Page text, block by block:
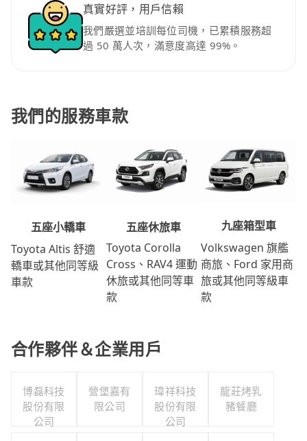
真實好評，用戶信賴
我們嚴選並培訓每位司機，已累積服務超
過 50 萬人次，滿意度高達 99%。
我們的服務車款
五座小轎車
Toyota Altis 舒適
轎車或其他同等級
車款
五座休旅車
Toyota Corolla
Cross、RAV4 運動
休旅或其他同等車
款
九座箱型車
Volkswagen 旗艦
商旅、Ford 家用商
旅或其他同等級車
款
合作夥伴＆企業用戶
博磊科技
股份有限
公司
營堡嘉有
限公司
瑋祥科技
股份有限
公司
龍莊烤乳
豬餐廳